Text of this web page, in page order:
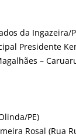
da Ingazeira/
Presidente
–
PE)
Rosal (Rua